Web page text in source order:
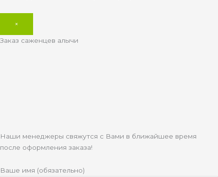
×
Заказ саженцев алычи
Наши менеджеры свяжутся с Вами в ближайшее время
после оформления заказа!
Ваше имя (обязательно)